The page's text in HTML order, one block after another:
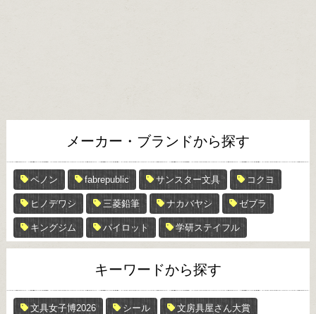
メーカー・ブランドから探す
ペノン fabrepublic サンスター文具 コクヨ
ヒノデワシ 三菱鉛筆 ナカバヤシ ゼブラ
キングジム パイロット 学研ステイフル
キーワードから探す
文具女子博2026 シール 文房具屋さん大賞